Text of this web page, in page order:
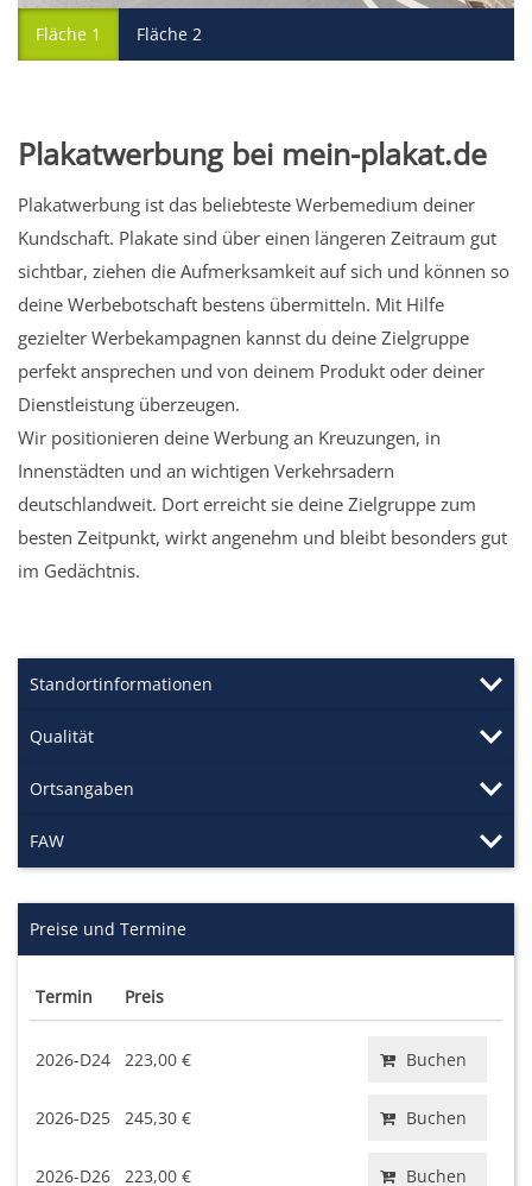
Fläche 1 Fläche 2
Plakatwerbung bei mein-plakat.de
Plakatwerbung ist das beliebteste Werbemedium deiner
Kundschaft. Plakate sind über einen längeren Zeitraum gut
sichtbar, ziehen die Aufmerksamkeit auf sich und können so
deine Werbebotschaft bestens übermitteln. Mit Hilfe
gezielter Werbekampagnen kannst du deine Zielgruppe
perfekt ansprechen und von deinem Produkt oder deiner
Dienstleistung überzeugen.
Wir positionieren deine Werbung an Kreuzungen, in
Innenstädten und an wichtigen Verkehrsadern
deutschlandweit. Dort erreicht sie deine Zielgruppe zum
besten Zeitpunkt, wirkt angenehm und bleibt besonders gut
im Gedächtnis.
Standortinformationen
Qualität
Ortsangaben
FAW
Preise und Termine
Termin Preis
2026-D24 223,00 € Buchen
2026-D25 245,30 € Buchen
2026-D26 223,00 € Buchen